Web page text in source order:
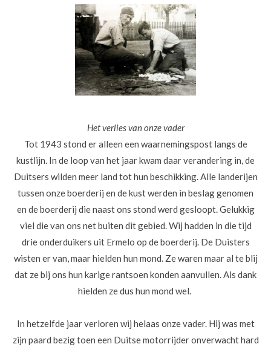
Het verlies van onze vader
Tot 1943 stond er alleen een waarnemingspost langs de
kustlijn. In de loop van het jaar kwam daar verandering in, de
Duitsers wilden meer land tot hun beschikking. Alle landerijen
tussen onze boerderij en de kust werden in beslag genomen
en de boerderij die naast ons stond werd gesloopt. Gelukkig
viel die van ons net buiten dit gebied. Wij hadden in die tijd
drie onderduikers uit Ermelo op de boerderij. De Duisters
wisten er van, maar hielden hun mond. Ze waren maar al te blij
dat ze bij ons hun karige rantsoen konden aanvullen. Als dank
hielden ze dus hun mond wel.
In hetzelfde jaar verloren wij helaas onze vader. Hij was met
zijn paard bezig toen een Duitse motorrijder onverwacht hard